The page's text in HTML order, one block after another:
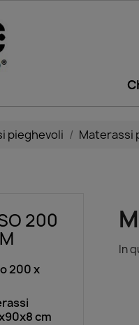
pieghevoli Materassi
200
200 x
cm
In